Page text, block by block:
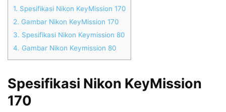
1. Spesifikasi Nikon KeyMission 170
2. Gambar Nikon KeyMission 170
3. Spesifikasi Nikon Keymission 80
4. Gambar Nikon Keymission 80
Spesifikasi Nikon KeyMission
170